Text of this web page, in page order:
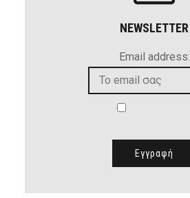
NEWSLETTER
Email address: